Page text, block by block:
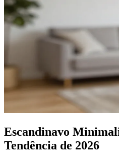
Escandinavo
Tendência de 2026